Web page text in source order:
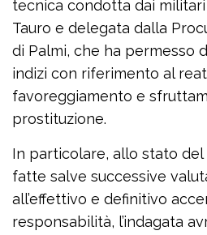
tecnica condotta dai
Tauro e delegata dalla
di Palmi, che ha permesso
indizi con riferimento al
favoreggiamento e
prostituzione.
In particolare, allo stato
fatte salve successive
all’effettivo e definitivo
responsabilità, l’indagata